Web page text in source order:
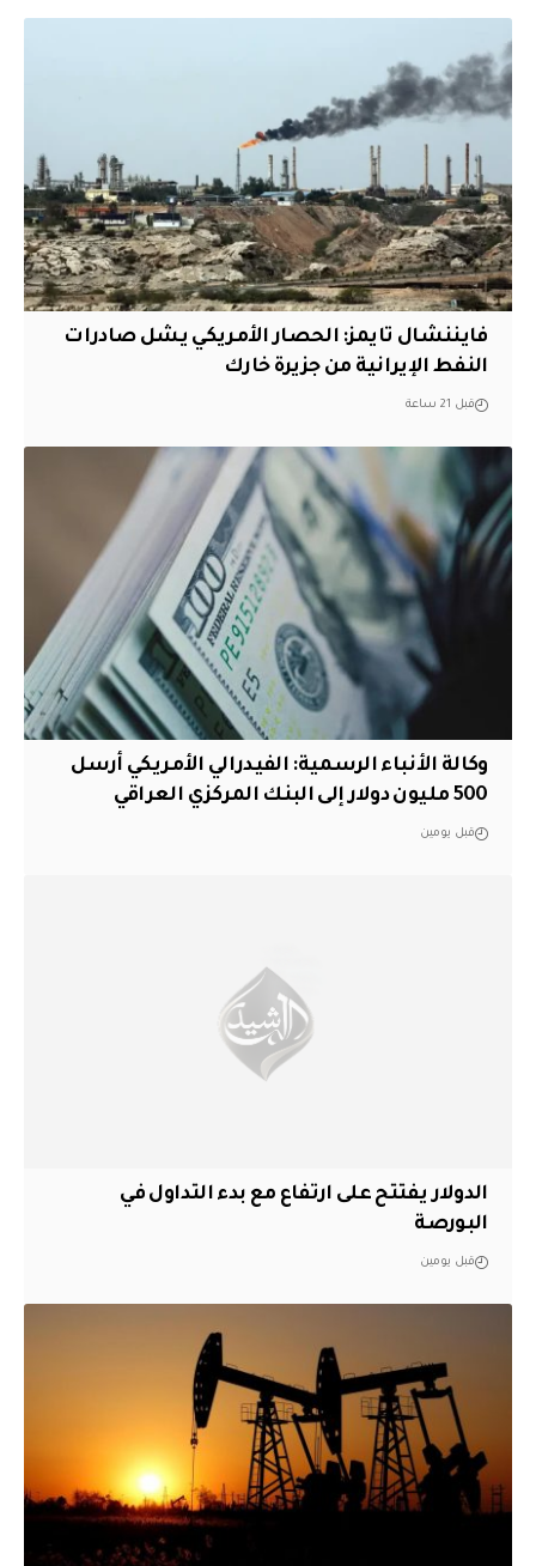
فايننشال تايمز: الحصار الأمريكي يشل صادرات
النفط الإيرانية من جزيرة خارك
قبل 21 ساعة
وكالة الأنباء الرسمية: الفيدرالي الأمريكي أرسل
500 مليون دولار إلى البنك المركزي العراقي
قبل يومين
الدولار يفتتح على ارتفاع مع بدء التداول في
البورصة
قبل يومين